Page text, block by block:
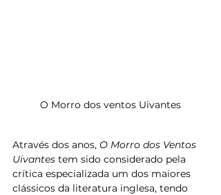
O Morro dos ventos Uivantes
Através dos anos, O Morro dos Ventos
Uivantes tem sido considerado pela
crítica especializada um dos maiores
clássicos da literatura inglesa, tendo